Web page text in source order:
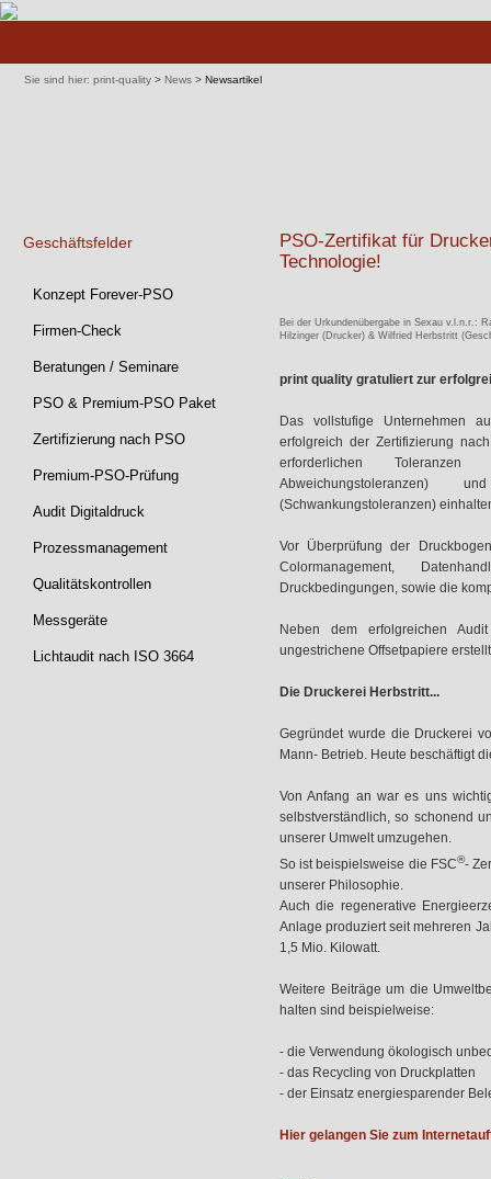
Sie sind hier: print-quality > News > Newsartikel
PSO-Zertifikat für
Technologie!
Bei der Urkundenübergabe in Sexau v.l.n.r.:
Hilzinger (Drucker) & Wilfried Herbstritt
print quality gratuliert zur
Das vollstufige Unternehmen
erfolgreich der Zertifizierung
erforderlichen
(Schwankungstoleranzen)
Vor Überprüfung der
Colormanagement,
Druckbedingungen, sowie die
Neben dem erfolgreichen
ungestrichene Offsetpapiere
Die Druckerei Herbstritt...
Gegründet wurde die Druckerei
Mann- Betrieb. Heute beschäftigt
Von Anfang an war es uns
selbstverständlich, so schonend
unserer Umwelt umzugehen.
So ist beispielsweise die FSC®-
unserer Philosophie.
Auch die regenerative
Anlage produziert seit mehreren
1,5 Mio. Kilowatt.
Weitere Beiträge um die
halten sind beispielweise:
- die Verwendung ökologisch
- das Recycling von Druckplatten
- der Einsatz energiesparender
Hier gelangen Sie zum
Geschäftsfelder
Navigation
überspringen
Konzept Forever-PSO
Firmen-Check
Beratungen / Seminare
PSO & Premium-PSO Paket
Zertifizierung nach PSO
Premium-PSO-Prüfung
Audit Digitaldruck
Prozessmanagement
Qualitätskontrollen
Messgeräte
Lichtaudit nach ISO 3664